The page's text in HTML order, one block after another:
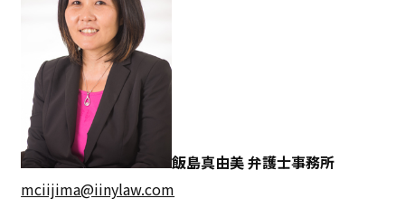
飯島真由美 弁護士事務所
mciijima@iinylaw.com